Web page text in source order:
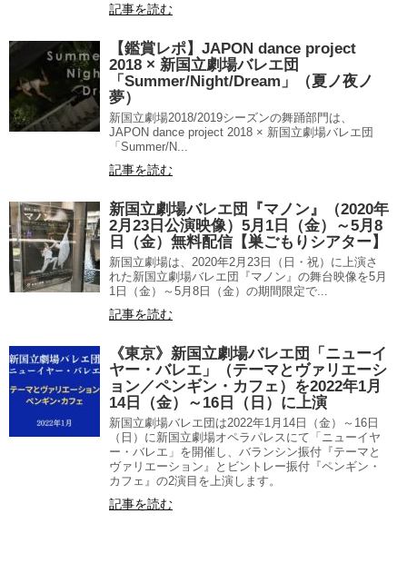
記事を読む
【鑑賞レポ】JAPON dance project
2018 × 新国立劇場バレエ団
「Summer/Night/Dream」（夏ノ夜ノ
夢）
新国立劇場2018/2019シーズンの舞踊部門は、
JAPON dance project 2018 × 新国立劇場バレエ団
「Summer/N...
記事を読む
新国立劇場バレエ団『マノン』（2020年
2月23日公演映像）5月1日（金）～5月8
日（金）無料配信【巣ごもりシアター】
新国立劇場は、2020年2月23日（日・祝）に上演さ
れた新国立劇場バレエ団『マノン』の舞台映像を5月
1日（金）～5月8日（金）の期間限定で...
記事を読む
《東京》新国立劇場バレエ団「ニューイ
ヤー・バレエ」（テーマとヴァリエーシ
ョン／ペンギン・カフェ）を2022年1月
14日（金）～16日（日）に上演
新国立劇場バレエ団は2022年1月14日（金）～16日
（日）に新国立劇場オペラパレスにて「ニューイヤ
ー・バレエ」を開催し、バランシン振付『テーマと
ヴァリエーション』とビントレー振付『ペンギン・
カフェ』の2演目を上演します。
記事を読む